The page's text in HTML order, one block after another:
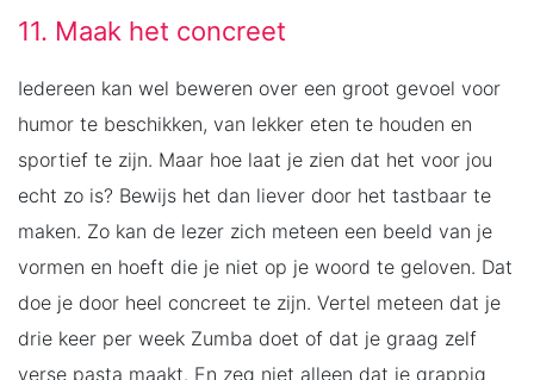
11. Maak het concreet
Iedereen kan wel beweren over een groot gevoel voor
humor te beschikken, van lekker eten te houden en
sportief te zijn. Maar hoe laat je zien dat het voor jou
echt zo is? Bewijs het dan liever door het tastbaar te
maken. Zo kan de lezer zich meteen een beeld van je
vormen en hoeft die je niet op je woord te geloven. Dat
doe je door heel concreet te zijn. Vertel meteen dat je
drie keer per week Zumba doet of dat je graag zelf
verse pasta maakt. En zeg niet alleen dat je grappig